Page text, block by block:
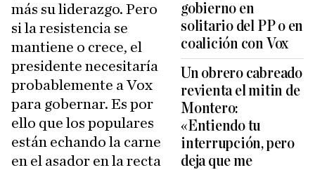
gobierno en
solitario del PP o en
coalición con Vox
Un obrero cabreado
revienta el mitin de
Montero:
«Entiendo tu
interrupción, pero
deja que me
más su liderazgo. Pero
si la resistencia se
mantiene o crece, el
presidente necesitaría
probablemente a Vox
para gobernar. Es por
ello que los populares
están echando la carne
en el asador en la recta